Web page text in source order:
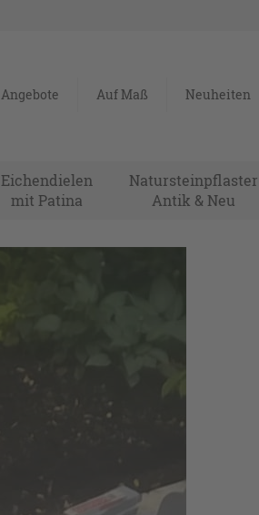
Angebote Auf Maß Neuheiten
Eichendielen
mit Patina
Natursteinpflaster
Antik & Neu